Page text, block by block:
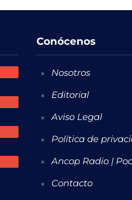
Conócenos
Nosotros
Editorial
Aviso Legal
Política de
Ancop Radio |
Contacto